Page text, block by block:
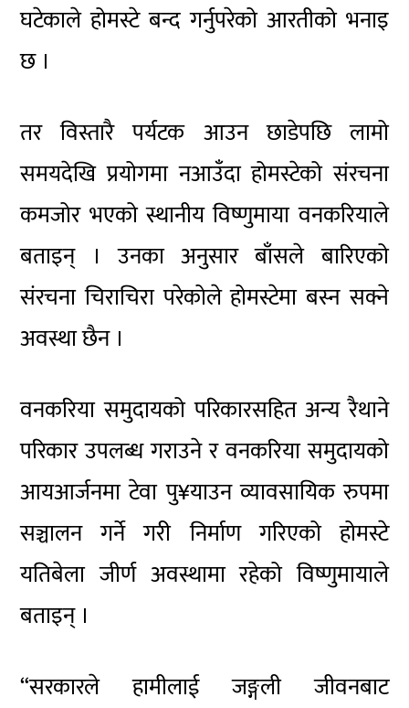
घटेकाले होमस्टे बन्द गर्नुपरेको आरतीको भनाइ
छ ।
तर विस्तारै पर्यटक आउन छाडेपछि लामो
समयदेखि प्रयोगमा नआउँदा होमस्टेको संरचना
कमजोर भएको स्थानीय विष्णुमाया वनकरियाले
बताइन् । उनका अनुसार बाँसले बारिएको
संरचना चिराचिरा परेकोले होमस्टेमा बस्न सक्ने
अवस्था छैन ।
वनकरिया समुदायको परिकारसहित अन्य रैथाने
परिकार उपलब्ध गराउने र वनकरिया समुदायको
आयआर्जनमा टेवा पु¥याउन व्यावसायिक रुपमा
सञ्चालन गर्ने गरी निर्माण गरिएको होमस्टे
यतिबेला जीर्ण अवस्थामा रहेको विष्णुमायाले
बताइन् ।
“सरकारले हामीलाई जङ्गली जीवनबाट